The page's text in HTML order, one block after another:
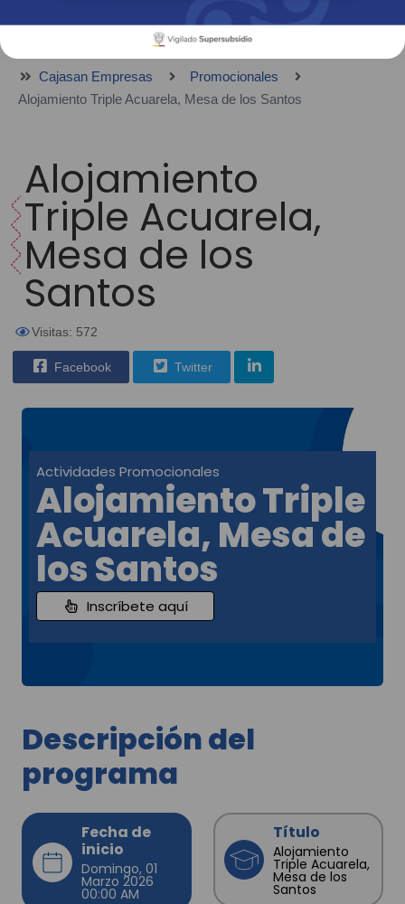
Cajasan Empresas
Promocionales
Alojamiento Triple Acuarela, Mesa de los Santos
Alojamiento
Triple Acuarela,
Mesa de los
Santos
Visitas: 572
Facebook Twitter
Actividades Promocionales
Alojamiento Triple
Acuarela, Mesa de
los Santos
Inscríbete aquí
Descripción del
programa
Fecha de
inicio
Domingo, 01
Marzo 2026
00:00 AM
Título
Alojamiento
Triple Acuarela,
Mesa de los
Santos